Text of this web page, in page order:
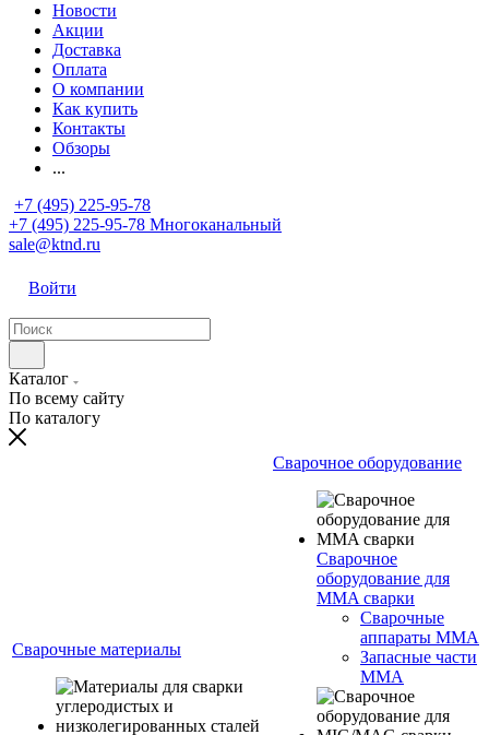
Новости
Акции
Доставка
Оплата
О компании
Как купить
Контакты
Обзоры
...
+7 (495) 225-95-78
+7 (495) 225-95-78 Многоканальный
sale@ktnd.ru
Войти
Каталог
По всему сайту
По каталогу
Сварочные материалы
Сварочное оборудование
Сварочное
оборудование для
MMA сварки
Сварочные
аппараты MMA
Запасные части
MMA